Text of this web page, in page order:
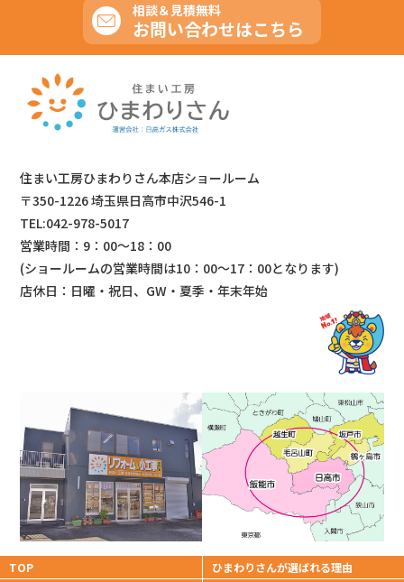
相談＆見積無料
お問い合わせはこちら
住まい工房ひまわりさん本店ショールーム
〒350-1226 埼玉県日高市中沢546-1
TEL:042-978-5017
営業時間：9：00～18：00
(ショールームの営業時間は10：00～17：00となります)
店休日：日曜・祝日、GW・夏季・年末年始
TOP ひまわりさんが選ばれる理由